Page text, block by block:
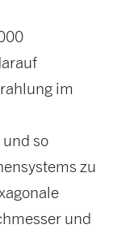
im
so
zu
und